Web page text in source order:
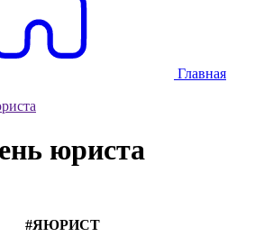
Главная
юриста
#ЯЮРИСТ